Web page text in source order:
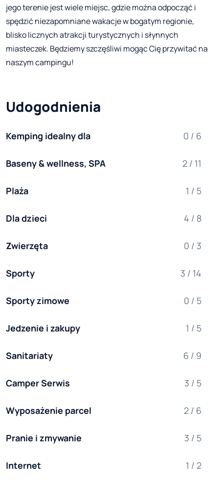
jego terenie jest wiele miejsc, gdzie można odpocząć i
spędzić niezapomniane wakacje w bogatym regionie,
blisko licznych atrakcji turystycznych i słynnych
miasteczek. Będziemy szczęśliwi mogąc Cię przywitać na
naszym campingu!
Udogodnienia
Kemping idealny dla 0 / 6
Baseny & wellness, SPA 2 / 11
Plaża 1 / 5
Dla dzieci 4 / 8
Zwierzęta 0 / 3
Sporty 3 / 14
Sporty zimowe 0 / 5
Jedzenie i zakupy 1 / 5
Sanitariaty 6 / 9
Camper Serwis 3 / 5
Wyposażenie parcel 2 / 6
Pranie i zmywanie 3 / 5
Internet 1 / 2